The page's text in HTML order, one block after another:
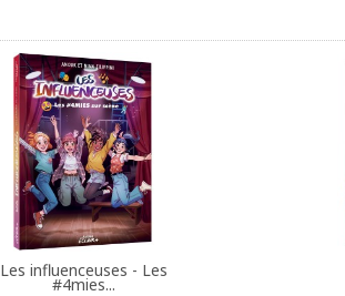
Les influenceuses - Les
#4mies...